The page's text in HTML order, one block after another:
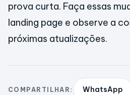
prova curta. Faça essas
landing page e observe a
próximas atualizações.
COMPARTILHAR: WhatsApp